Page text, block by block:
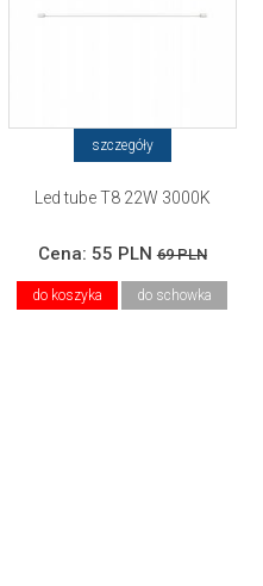
szczegóły
Led tube T8 22W 3000K
Cena: 55 PLN 69 PLN
do koszyka do schowka